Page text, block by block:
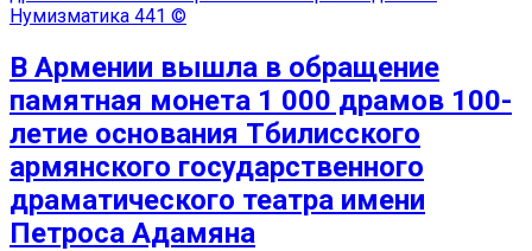
Нумизматика 441 ©
В Армении вышла в обращение
памятная монета 1 000 драмов 100-
летие основания Тбилисского
армянского государственного
драматического театра имени
Петроса Адамяна